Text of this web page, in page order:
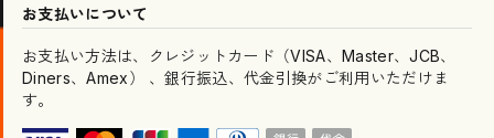
お支払いについて
お支払い方法は、クレジットカード（VISA、Master、JCB、
Diners、Amex） 、銀行振込、代金引換がご利用いただけま
す。